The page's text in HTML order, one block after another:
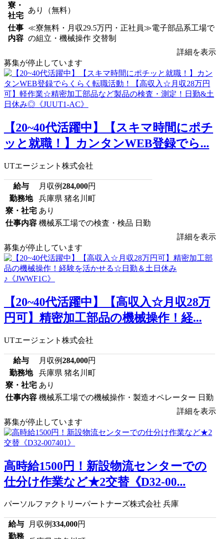
寮・
社宅
あり（無料）
仕事
内容
≪寮無料・月収29.5万円・正社員≫電子部品系工場で
の組立・機械操作 交替制
詳細を表示
募集が停止しています
【20~40代活躍中】【スキマ時間にポチ
ッと就職！】カンタンWEB登録でら...
UTエージェント株式会社
給与 月収例284,000円
勤務地
兵庫県 猪名川町
寮・社宅 あり
仕事内容 機械系工場での検査・検品 日勤
詳細を表示
募集が停止しています
【20~40代活躍中】【高収入☆月収28万
円可】精密加工部品の機械操作！経...
UTエージェント株式会社
給与 月収例284,000円
勤務地
兵庫県 猪名川町
寮・社宅 あり
仕事内容 機械系工場での機械操作・製造オペレーター 日勤
詳細を表示
募集が停止しています
高時給1500円！新設物流センターでの
仕分け作業など★2交替《D32-00...
パーソルファクトリーパートナーズ株式会社 兵庫
給与 月収例334,000円
勤務